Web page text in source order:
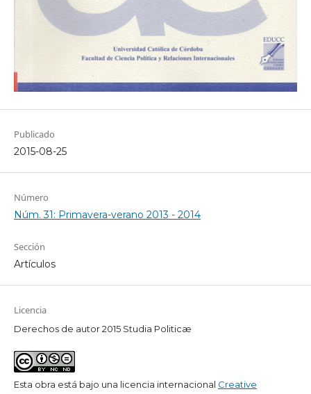
Publicado
2015-08-25
Número
Núm. 31: Primavera-verano 2013 - 2014
Sección
Artículos
Licencia
Derechos de autor 2015 Studia Politicæ
Esta obra está bajo una licencia internacional Creative